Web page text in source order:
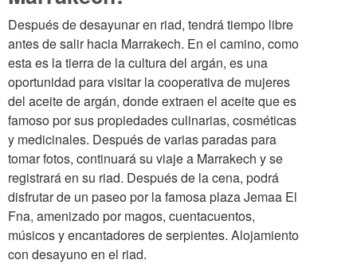
Después de desayunar en riad, tendrá tiempo libre
antes de salir hacia Marrakech. En el camino, como
esta es la tierra de la cultura del argán, es una
oportunidad para visitar la cooperativa de mujeres
del aceite de argán, donde extraen el aceite que es
famoso por sus propiedades culinarias, cosméticas
y medicinales. Después de varias paradas para
tomar fotos, continuará su viaje a Marrakech y se
registrará en su riad. Después de la cena, podrá
disfrutar de un paseo por la famosa plaza Jemaa El
Fna, amenizado por magos, cuentacuentos,
músicos y encantadores de serpientes. Alojamiento
con desayuno en el riad.